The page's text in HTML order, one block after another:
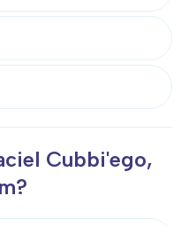
Cubbi'ego,